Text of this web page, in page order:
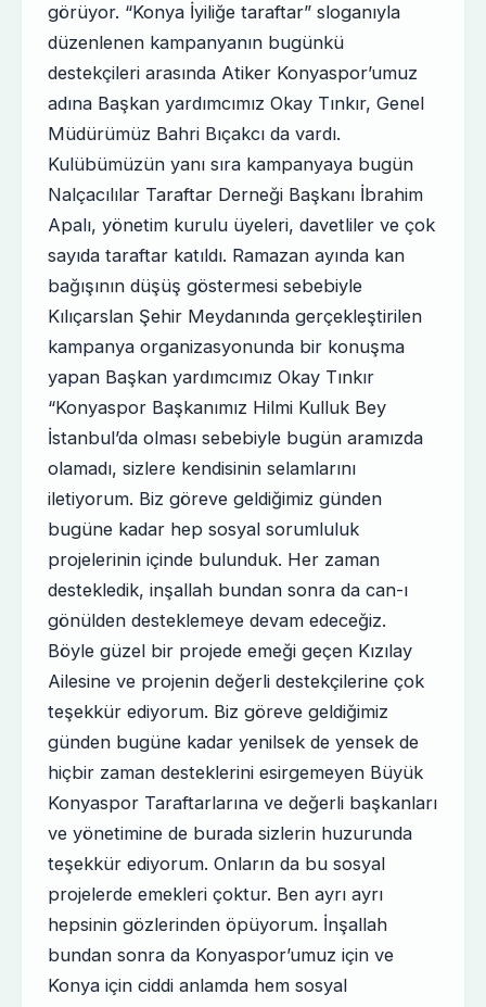
görüyor. “Konya İyiliğe taraftar” sloganıyla
düzenlenen kampanyanın bugünkü
destekçileri arasında Atiker Konyaspor’umuz
adına Başkan yardımcımız Okay Tınkır, Genel
Müdürümüz Bahri Bıçakcı da vardı.
Kulübümüzün yanı sıra kampanyaya bugün
Nalçacılılar Taraftar Derneği Başkanı İbrahim
Apalı, yönetim kurulu üyeleri, davetliler ve çok
sayıda taraftar katıldı. Ramazan ayında kan
bağışının düşüş göstermesi sebebiyle
Kılıçarslan Şehir Meydanında gerçekleştirilen
kampanya organizasyonunda bir konuşma
yapan Başkan yardımcımız Okay Tınkır
“Konyaspor Başkanımız Hilmi Kulluk Bey
İstanbul’da olması sebebiyle bugün aramızda
olamadı, sizlere kendisinin selamlarını
iletiyorum. Biz göreve geldiğimiz günden
bugüne kadar hep sosyal sorumluluk
projelerinin içinde bulunduk. Her zaman
destekledik, inşallah bundan sonra da can-ı
gönülden desteklemeye devam edeceğiz.
Böyle güzel bir projede emeği geçen Kızılay
Ailesine ve projenin değerli destekçilerine çok
teşekkür ediyorum. Biz göreve geldiğimiz
günden bugüne kadar yenilsek de yensek de
hiçbir zaman desteklerini esirgemeyen Büyük
Konyaspor Taraftarlarına ve değerli başkanları
ve yönetimine de burada sizlerin huzurunda
teşekkür ediyorum. Onların da bu sosyal
projelerde emekleri çoktur. Ben ayrı ayrı
hepsinin gözlerinden öpüyorum. İnşallah
bundan sonra da Konyaspor’umuz için ve
Konya için ciddi anlamda hem sosyal